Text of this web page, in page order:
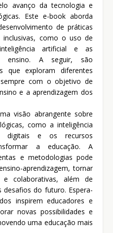
avanço da tecnologia e
Este e-book aborda
de práticas
inclusivas, como o uso de
artificial e as
ensino. A seguir, são
que exploram diferentes
com o objetivo de
e a aprendizagem dos
visão abrangente sobre
como a inteligência
digitais e os recursos
a educação. A
e metodologias pode
aprendizagem, tornar
colaborativas, além de
do futuro. Espera-
inspirem educadores e
novas possibilidades e
uma educação mais